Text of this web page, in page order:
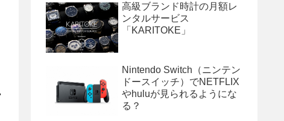
高級ブランド時計の月額レ
ンタルサービス
「KARITOKE」
Nintendo Switch（ニンテン
ドースイッチ）でNETFLIX
やhuluが見られるようにな
る？